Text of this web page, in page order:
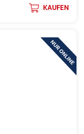
KAUFEN